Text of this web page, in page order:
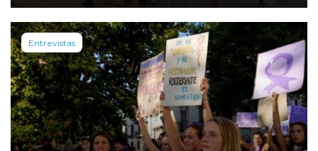
Entrevistas